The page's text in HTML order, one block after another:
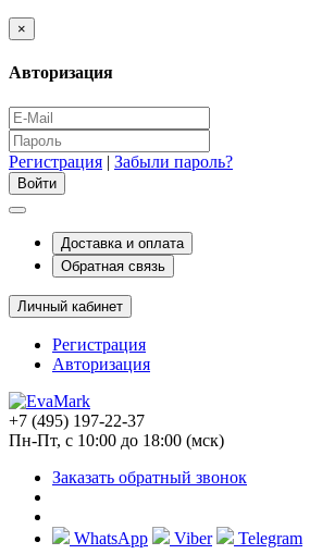
×
Авторизация
Регистрация | Забыли пароль?
Доставка и оплата
Обратная связь
Личный кабинет
Регистрация
Авторизация
+7 (495) 197-22-37
Пн-Пт, с 10:00 до 18:00 (мск)
Заказать обратный звонок
WhatsApp Viber Telegram